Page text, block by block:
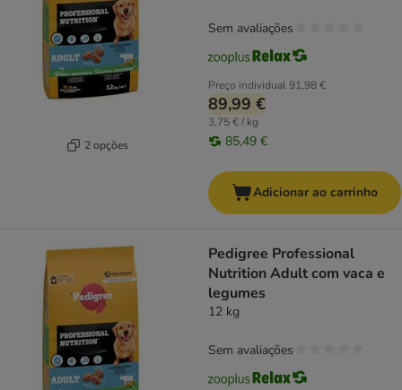
2 opções
Preço individual91,98 €
89,99 €
3,75 € / kg
85,49 €
Sem avaliações
Adicionar ao carrinho
Pedigree Professional
Nutrition Adult com vaca e
legumes
12 kg
Sem avaliações